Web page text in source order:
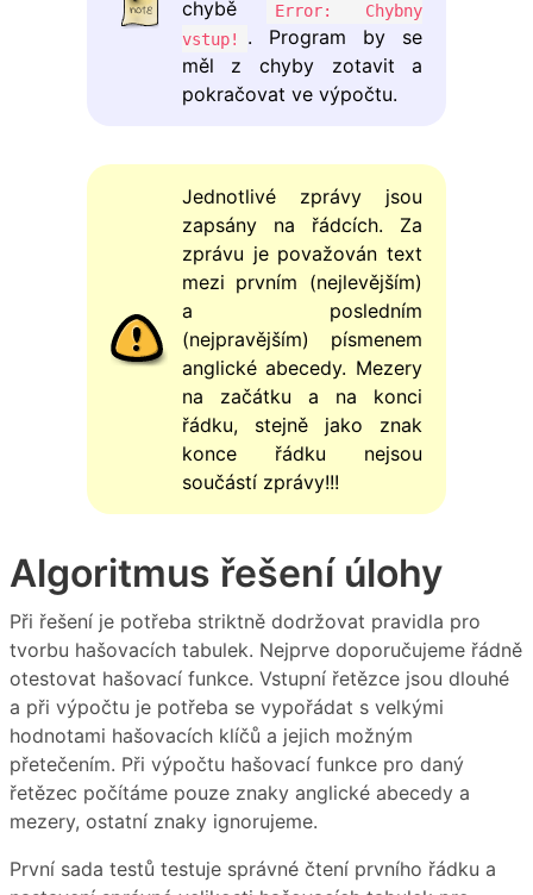
chybě
Error: Chybny
vstup!
. Program by se
měl z chyby zotavit a
pokračovat ve výpočtu.
Jednotlivé zprávy jsou
zapsány na řádcích. Za
zprávu je považován text
mezi prvním (nejlevějším)
a posledním
(nejpravějším) písmenem
anglické abecedy. Mezery
na začátku a na konci
řádku, stejně jako znak
konce řádku nejsou
součástí zprávy!!!
Algoritmus řešení úlohy
Při řešení je potřeba striktně dodržovat pravidla pro
tvorbu hašovacích tabulek. Nejprve doporučujeme řádně
otestovat hašovací funkce. Vstupní řetězce jsou dlouhé
a při výpočtu je potřeba se vypořádat s velkými
hodnotami hašovacích klíčů a jejich možným
přetečením. Při výpočtu hašovací funkce pro daný
řetězec počítáme pouze znaky anglické abecedy a
mezery, ostatní znaky ignorujeme.
První sada testů testuje správné čtení prvního řádku a